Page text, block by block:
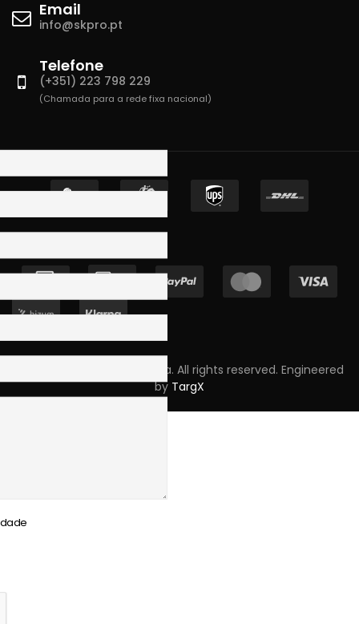
Email
info@skpro.pt
Telefone
(+351) 223 798 229
(Chamada para a rede fixa nacional)
Copyright © 2023 Skpro, Lda. All rights reserved. Engineered
by TargX